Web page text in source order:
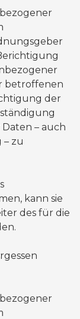
betroffenen
der
– auch
zu
kann sie
des für die